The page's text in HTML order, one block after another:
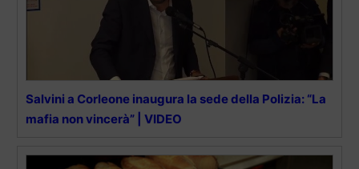
Salvini a Corleone inaugura la sede della Polizia: “La
mafia non vincerà” | VIDEO